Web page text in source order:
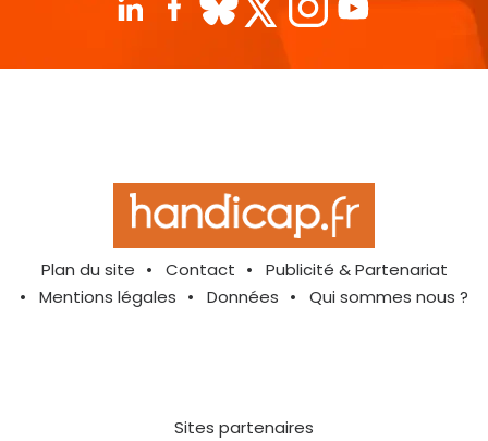
Plan du site Contact
Publicité & Partenariat
Mentions légales
Données Qui sommes nous ?
Sites partenaires